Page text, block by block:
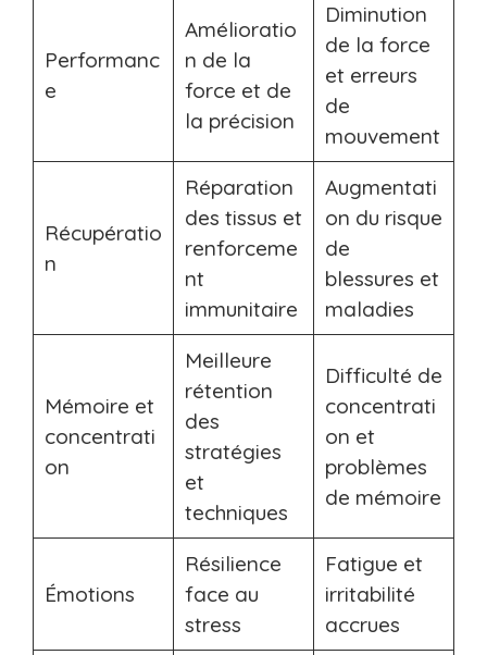
Performanc
e
Amélioratio
n de la
force et de
la précision
Diminution
de la force
et erreurs
de
mouvement
Récupératio
n
Réparation
des tissus et
renforceme
nt
immunitaire
Augmentati
on du risque
de
blessures et
maladies
Mémoire et
concentrati
on
Meilleure
rétention
des
stratégies
et
techniques
Difficulté de
concentrati
on et
problèmes
de mémoire
Émotions
Résilience
face au
stress
Fatigue et
irritabilité
accrues